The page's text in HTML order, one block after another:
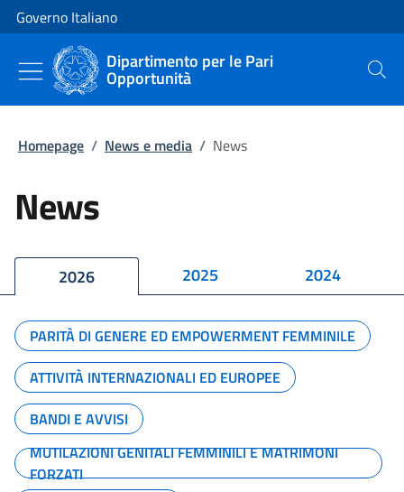
Vai al contenuto
Vai alla navigazione del sito
Governo Italiano
Dipartimento per le Pari
Opportunità Cerca
Homepage / News e media / News
News
2026 2025 2024
PARITÀ DI GENERE ED EMPOWERMENT FEMMINILE
ATTIVITÀ INTERNAZIONALI ED EUROPEE
BANDI E AVVISI
MUTILAZIONI GENITALI FEMMINILI E MATRIMONI
FORZATI